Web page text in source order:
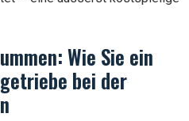
Wie Sie ein
bei der